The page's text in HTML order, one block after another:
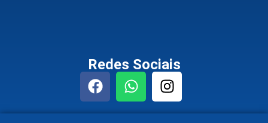
Redes Sociais